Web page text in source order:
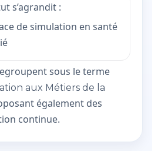
s’agrandit :
de simulation en santé
regroupent sous le terme
aux Métiers de la
également des
continue.